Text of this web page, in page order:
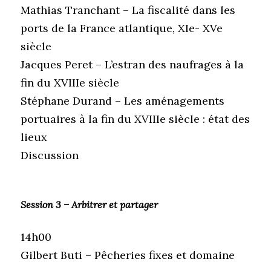
Mathias Tranchant – La fiscalité dans les
ports de la France atlantique, XIe- XVe
siècle
Jacques Peret – L’estran des naufrages à la
fin du XVIIIe siècle
Stéphane Durand – Les aménagements
portuaires à la fin du XVIIIe siècle : état des
lieux
Discussion
Session 3 – Arbitrer et partager
14h00
Gilbert Buti – Pêcheries fixes et domaine